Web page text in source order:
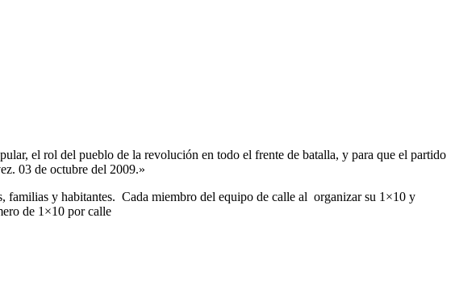
el rol del pueblo de la revolución en todo el frente de batalla, y para que el partido
03 de octubre del 2009.»
familias y habitantes. Cada miembro del equipo de calle al organizar su 1×10 y
de 1×10 por calle